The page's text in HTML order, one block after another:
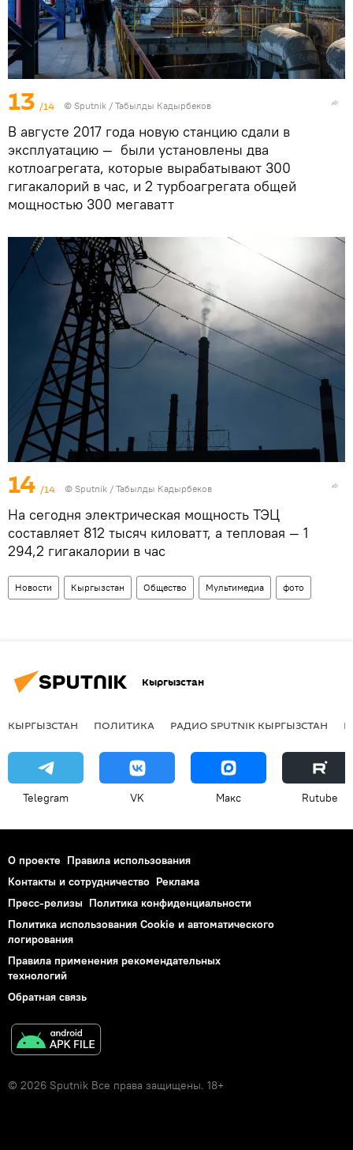
13 /14 © Sputnik / Табылды Кадырбеков
В августе 2017 года новую станцию сдали в
эксплуатацию — были установлены два
котлоагрегата, которые вырабатывают 300
гигакалорий в час, и 2 турбоагрегата общей
мощностью 300 мегаватт
14 /14 © Sputnik / Табылды Кадырбеков
На сегодня электрическая мощность ТЭЦ
составляет 812 тысяч киловатт, а тепловая — 1
294,2 гигакалории в час
Новости Кыргызстан Общество Мультимедиа фото
Кыргызстан
КЫРГЫЗСТАН ПОЛИТИКА РАДИО SPUTNIK КЫРГЫЗСТАН
Telegram VK Макс Rutube
О проекте Правила использования
Контакты и сотрудничество Реклама
Пресс-релизы Политика конфиденциальности
Политика использования Cookie и автоматического
логирования
Правила применения рекомендательных
технологий
Обратная связь
© 2026 Sputnik Все права защищены. 18+